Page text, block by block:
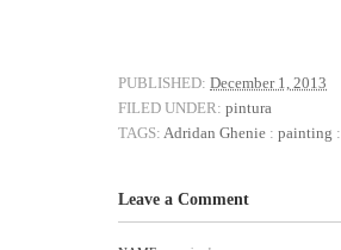
PUBLISHED: December 1, 2013
FILED UNDER: pintura
TAGS: Adridan Ghenie : painting :
Leave a Comment